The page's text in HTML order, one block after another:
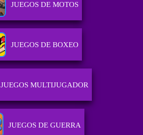
JUEGOS DE MOTOS
JUEGOS DE BOXEO
JUEGOS MULTIJUGADOR
JUEGOS DE GUERRA